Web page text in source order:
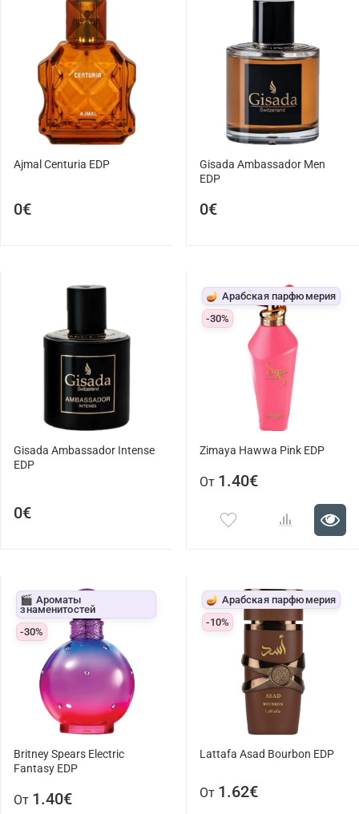
Ajmal Centuria EDP
0€
Gisada Ambassador Men
EDP
0€
Gisada Ambassador Intense
EDP
0€
🪔 Арабская парфюмерия
-30%
Zimaya Hawwa Pink EDP
От 1.40€
🎬 Ароматы
знаменитостей
-30%
Britney Spears Electric
Fantasy EDP
От 1.40€
🪔 Арабская парфюмерия
-10%
Lattafa Asad Bourbon EDP
От 1.62€